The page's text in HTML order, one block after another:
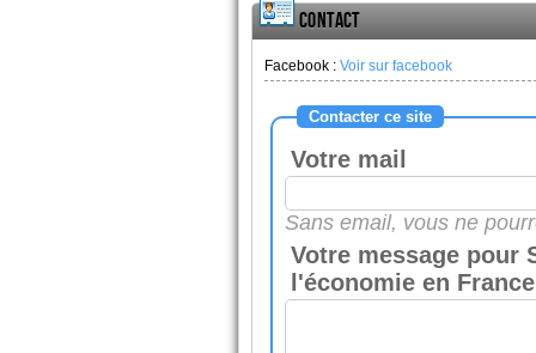
Contact
Facebook : Voir sur facebook
Contacter ce site
Votre mail
Sans email, vous ne
Votre message pour
l'économie en